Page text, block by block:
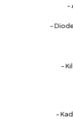
-
-
-
-